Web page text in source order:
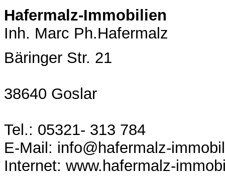
Hafermalz-Immobilien
Inh. Marc Ph.Hafermalz
Bäringer Str. 21
38640 Goslar
Tel.: 05321- 313 784
E-Mail: info@hafermalz-
Internet: www.hafermalz-